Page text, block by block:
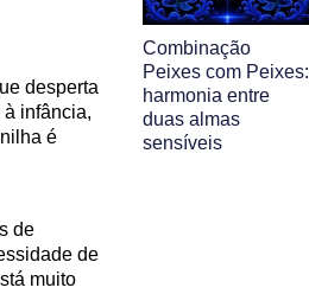
desperta
infância,
é
de
de
muito
Combinação
Peixes com Peixes:
harmonia entre
duas almas
sensíveis